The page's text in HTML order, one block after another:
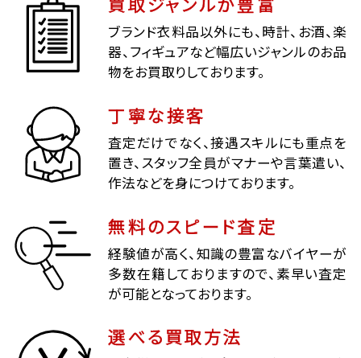
ブランド衣料品以外にも、時計、お酒、楽
器、フィギュアなど幅広いジャンルのお品
物をお買取りしております。
丁寧な接客
査定だけでなく、接遇スキルにも重点を
置き、スタッフ全員がマナーや言葉遣い、
作法などを身につけております。
無料のスピード査定
経験値が高く、知識の豊富なバイヤーが
多数在籍しておりますので、素早い査定
が可能となっております。
選べる買取方法